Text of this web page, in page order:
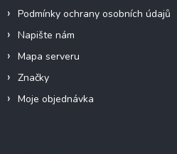
Podmínky ochrany osobních údajů
Napište nám
Mapa serveru
Značky
Moje objednávka